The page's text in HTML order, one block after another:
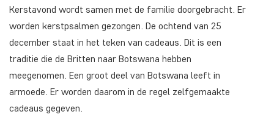
Kerstavond wordt samen met de familie doorgebracht. Er
worden kerstpsalmen gezongen. De ochtend van 25
december staat in het teken van cadeaus. Dit is een
traditie die de Britten naar Botswana hebben
meegenomen. Een groot deel van Botswana leeft in
armoede. Er worden daarom in de regel zelfgemaakte
cadeaus gegeven.